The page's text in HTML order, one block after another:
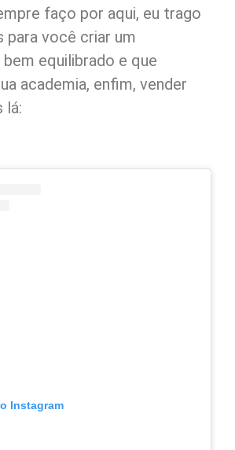
faço por aqui, eu trago
para você criar um
equilibrado e que
academia, enfim, vender
lá:
Instagram